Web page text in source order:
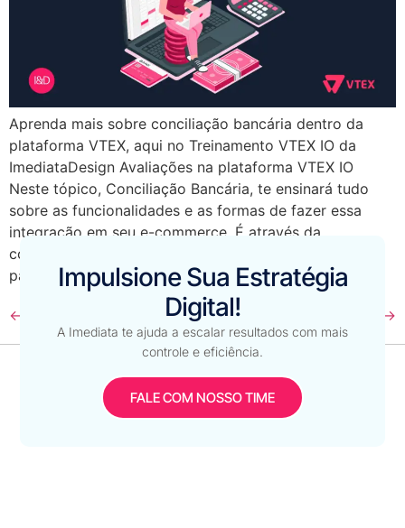
Aprenda mais sobre conciliação bancária dentro da
plataforma VTEX, aqui no Treinamento VTEX IO da
ImediataDesign Avaliações na plataforma VTEX IO
Neste tópico, Conciliação Bancária, te ensinará tudo
sobre as funcionalidades e as formas de fazer essa
integração em seu e-commerce. É através da
conciliação bancária que se aprova em lote os
pagamentos dos pedidos fechados […]
← →
Impulsione Sua Estratégia
Digital!
A Imediata te ajuda a escalar resultados com mais
controle e eficiência.
FALE COM NOSSO TIME